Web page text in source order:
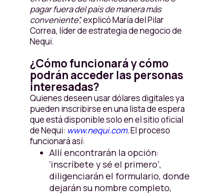
pagar fuera del país de manera más
conveniente”,explicó María del Pilar
Correa, líder de estrategia de negocio de
Nequi.
¿Cómo funcionará y cómo
podrán acceder las personas
interesadas?
Quienes deseen usar dólares digitales ya
pueden inscribirse en una lista de espera
que está disponible solo en el sitio oficial
de Nequi: www.nequi.com.El proceso
funcionará así:
Allí encontrarán la opción:
‘inscríbete y sé el primero’,
diligenciarán el formulario, donde
dejarán su nombre completo,